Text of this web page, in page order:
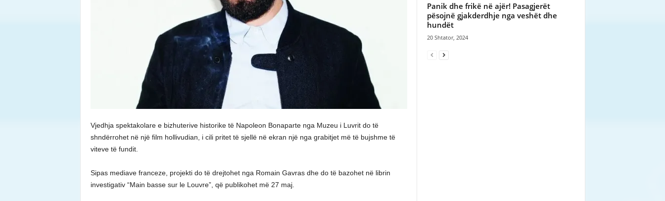
Vjedhja spektakolare e bizhuterive historike të Napoleon Bonaparte nga Muzeu i Luvrit do të
shndërrohet në një film hollivudian, i cili pritet të sjellë në ekran një nga grabitjet më të bujshme të
viteve të fundit.
Sipas mediave franceze, projekti do të drejtohet nga Romain Gavras dhe do të bazohet në librin
investigativ “Main basse sur le Louvre”, që publikohet më 27 maj.
Panik dhe frikë në ajër! Pasagjerët
pësojnë gjakderdhje nga veshët dhe
hundët
20 Shtator, 2024